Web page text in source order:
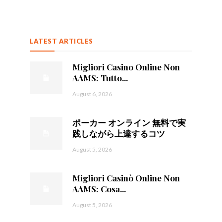
LATEST ARTICLES
Migliori Casino Online Non
AAMS: Tutto...
August 6, 2026
ポーカー オンライン 無料で実
践しながら上達するコツ
August 5, 2026
Migliori Casinò Online Non
AAMS: Cosa...
August 5, 2026